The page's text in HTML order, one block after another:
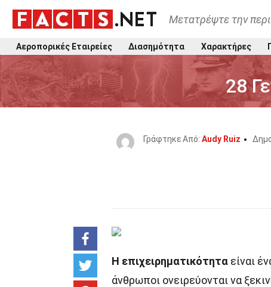
Μετατρέψτε την
Αεροπορικές Εταιρείες Διασημότητα Χαρακτήρες
28
Γράφτηκε Από: Audy Ruiz
Η επιχειρηματικότητα είναι
άνθρωποι ονειρεύονται να